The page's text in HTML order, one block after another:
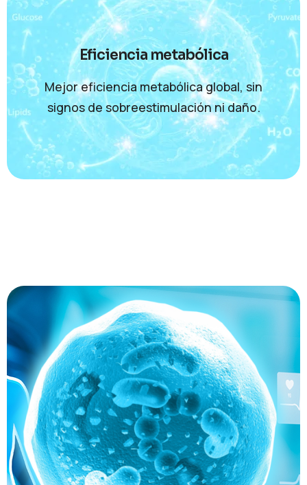
Eficiencia metabólica
Mejor eficiencia metabólica global, sin
signos de sobreestimulación ni daño.